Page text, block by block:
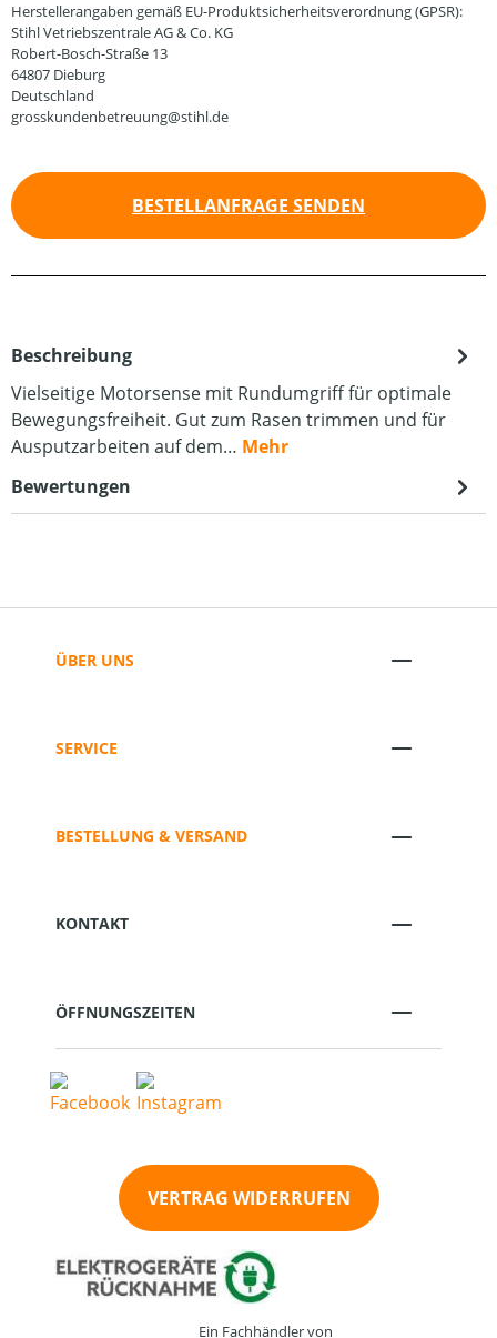
Herstellerangaben gemäß EU-Produktsicherheitsverordnung (GPSR):
Stihl Vetriebszentrale AG & Co. KG
Robert-Bosch-Straße 13
64807 Dieburg
Deutschland
grosskundenbetreuung@stihl.de
BESTELLANFRAGE SENDEN
Beschreibung
Vielseitige Motorsense mit Rundumgriff für optimale
Bewegungsfreiheit. Gut zum Rasen trimmen und für
Ausputzarbeiten auf dem… Mehr
Bewertungen
ÜBER UNS
SERVICE
BESTELLUNG & VERSAND
KONTAKT
ÖFFNUNGSZEITEN
VERTRAG WIDERRUFEN
Ein Fachhändler von